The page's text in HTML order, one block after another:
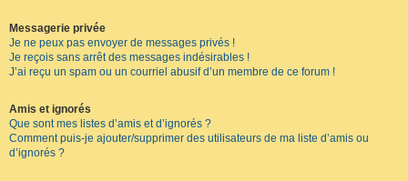
Messagerie privée
Je ne peux pas envoyer de messages privés !
Je reçois sans arrêt des messages indésirables !
J’ai reçu un spam ou un courriel abusif d’un membre de ce forum !
Amis et ignorés
Que sont mes listes d’amis et d’ignorés ?
Comment puis-je ajouter/supprimer des utilisateurs de ma liste d’amis ou
d’ignorés ?